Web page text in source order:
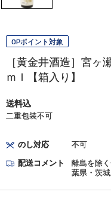
OPポイント対象
［黄金井酒造］宮ヶ
ｍｌ【箱入り】
送料込
二重包装不可
のし対応 不可
配送コメント
離島を除
葉県・茨